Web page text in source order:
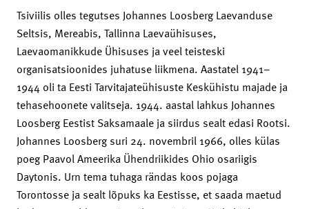
Tsiviilis olles tegutses Johannes Loosberg Laevanduse
Seltsis, Mereabis, Tallinna Laevaühisuses,
Laevaomanikkude Ühisuses ja veel teisteski
organisatsioonides juhatuse liikmena. Aastatel 1941–
1944 oli ta Eesti Tarvitajateühisuste Keskühistu majade ja
tehasehoonete valitseja. 1944. aastal lahkus Johannes
Loosberg Eestist Saksamaale ja siirdus sealt edasi Rootsi.
Johannes Loosberg suri 24. novembril 1966, olles külas
poeg Paavol Ameerika Ühendriikides Ohio osariigis
Daytonis. Urn tema tuhaga rändas koos pojaga
Torontosse ja sealt lõpuks ka Eestisse, et saada maetud